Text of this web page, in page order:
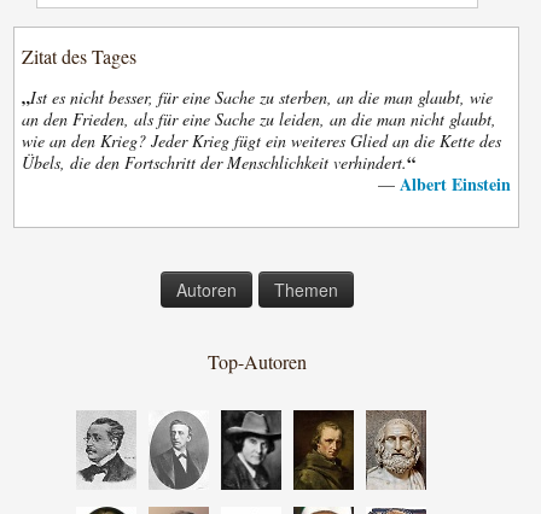
Zitat des Tages
„Ist es nicht besser, für eine Sache zu sterben, an die man glaubt, wie
an den Frieden, als für eine Sache zu leiden, an die man nicht glaubt,
wie an den Krieg? Jeder Krieg fügt ein weiteres Glied an die Kette des
Übels, die den Fortschritt der Menschlichkeit verhindert.“
— Albert Einstein
Autoren Themen
Top-Autoren